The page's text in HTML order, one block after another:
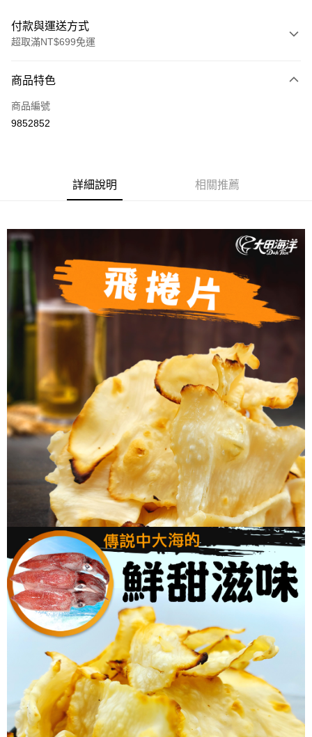
付款與運送方式
超取滿NT$699免運
信用卡一次付款
超商取貨付款
全盈+PAY
AFTEE先享後付
【關於「AFTEE先享後付」】
AFTEE先享後付是「在收到商品之後才付款」的支付方式。 讓您購物簡單
便利好安心！
２．便利：只要手機號碼，簡訊認證，即可結帳。
３．安心：先確認商品／服務後，再付款。
【「AFTEE先享後付」結帳流程】
１．於結帳方式選擇「AFTEE先享後付」後，將跳轉至「AFTEE先享後付」
結帳頁面，進行簡訊認證並確認金額後，即可完成結帳。
２．訂單成立數日內，您將收到繳費通知簡訊。
３．收到繳費通知簡訊後14天內，點擊此簡訊中的連結，可透過四大超商／
ATM／網路銀行／等多元方式進行付款，方視為交易完成。
※ 請注意：結帳手續完成當下不需立刻繳費，但若您需要取消訂單，請聯絡
購買商品的店家。未經商家同意取消之訂單仍視為有效，需透過AFTEE先享
後付繳納相關費用。
※ 交易是否成功請以「AFTEE先享後付 」之結帳頁面顯示為準，若有關於
是否繳費成功／繳費後需取消欲退款等相關疑問，請聯繫「AFTEE先享後付
客戶支援中心」https://netprotections.freshdesk.com/support/home
【注意事項】
１．透過由恩沛科技股份有限公司提供之「AFTEE先享後付」服務完成之交
易，需依本服務之必要範圍內提供個人資料，並將交易相關給付款項請求債
權轉讓予恩沛科技股份有限公司。
２．關於個人資料處理事宜，請瀏覽以下網址：
https://aftee.tw/terms/#terms3
３．未成年的使用者請事先徵得法定代理人或監護人之同意方可使用
「AFTEE先享後付」，若未經同意申辦者引起之損失，本公司不負相關責
４．使用「AFTEE先享後付」時，將依據個別帳號之用戶狀況，依本公司即
時審查核予不同之上限額度；若仍有額度不足之情形，本公司將視審查結果
請求用戶進行身份認證。
５．嚴禁一人註冊多個帳號或使用他人資訊註冊。若發現惡意使用之情形，
恩沛科技股份有限公司將有權停止該用戶之使用額度並採取法律行動。
ATM付款
全家取貨付款
每筆NT$60，滿NT$699(含以上)免運費
付款後全家取貨
每筆NT$60，滿NT$699(含以上)免運費
7-11取貨付款
每筆NT$60，滿NT$699(含以上)免運費
付款後7-11取貨
每筆NT$60，滿NT$699(含以上)免運費
宅配
每筆NT$150，滿NT$1,200(含以上)免運費
商品特色
商品編號
9852852
詳細說明 相關推薦